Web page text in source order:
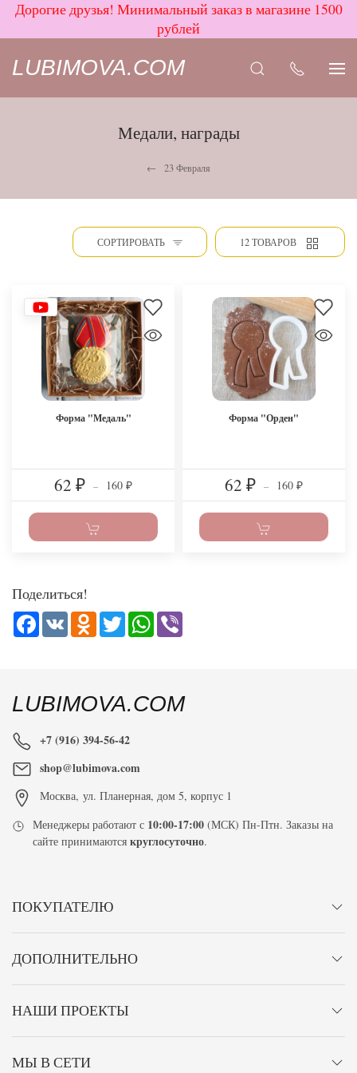
Дорогие друзья! Минимальный заказ в магазине 1500
рублей
LUBIMOVA.COM
Медали, награды
23 Февраля
СОРТИРОВАТЬ 12 ТОВАРОВ
Форма "Медаль"
62 ₽ – 160 ₽
Форма "Орден"
62 ₽ – 160 ₽
Поделиться!
Facebook
VK Odnoklassniki
TwitterWhatsApp
LUBIMOVA.COM
+7 (916) 394-56-42
shop@lubimova.com
Москва, ул. Планерная, дом 5, корпус 1
Менеджеры работают с 10:00-17:00 (МСК) Пн-Птн. Заказы на
сайте принимаютсякруглосуточно.
ПОКУПАТЕЛЮ
ДОПОЛНИТЕЛЬНО
НАШИ ПРОЕКТЫ
МЫ В СЕТИ